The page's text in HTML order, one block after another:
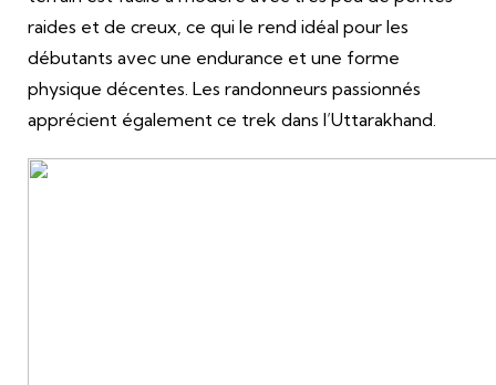
raides et de creux, ce qui le rend idéal pour les
débutants avec une endurance et une forme
physique décentes. Les randonneurs passionnés
apprécient également ce trek dans l’Uttarakhand.